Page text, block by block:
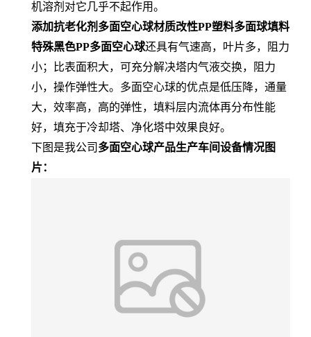
机溶剂对它几乎不起作用。
添加抗老化剂多面空心球材质改性PP塑料多面球填料
特殊黑色PP多面空心球还具有气速高，叶片多，阻力
小；比表面积大，可充分解决塔内气液交换，阻力
小，操作弹性大。多面空心球的优点是低压降，通量
大，效率高，高的弹性，填料层内流体再分布性能
好，填充于冷却塔、净化塔中效果良好。
下图是我公司 多面空心球产品生产车间设备情况图
片：